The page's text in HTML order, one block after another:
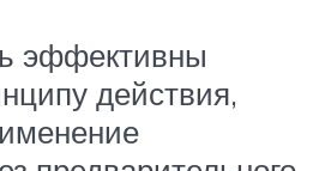
эффективны
действия,